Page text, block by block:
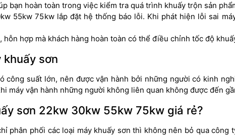
bạn hoàn toàn trong việc kiểm tra quá trình khuấy trộn sản
55kw 75kw lắp đặt hệ thống báo lỗi. Khi phát hiện lỗi sai
hỗn hợp mà khách hàng hoàn toàn có thể điều chỉnh tốc độ
khuấy sơn
công suất lớn, nên được vận hành bởi những người có kinh
máy vận hành những người không liên quan không được đến
sơn 22kw 30kw 55kw 75kw giá rẻ?
phân phối các loại máy khuấy sơn thì không nên bỏ qua công